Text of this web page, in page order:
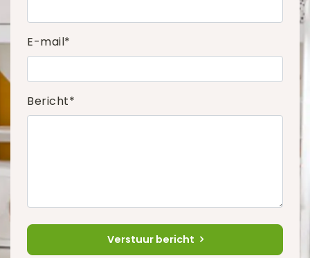
E-mail*
Bericht*
Verstuur bericht